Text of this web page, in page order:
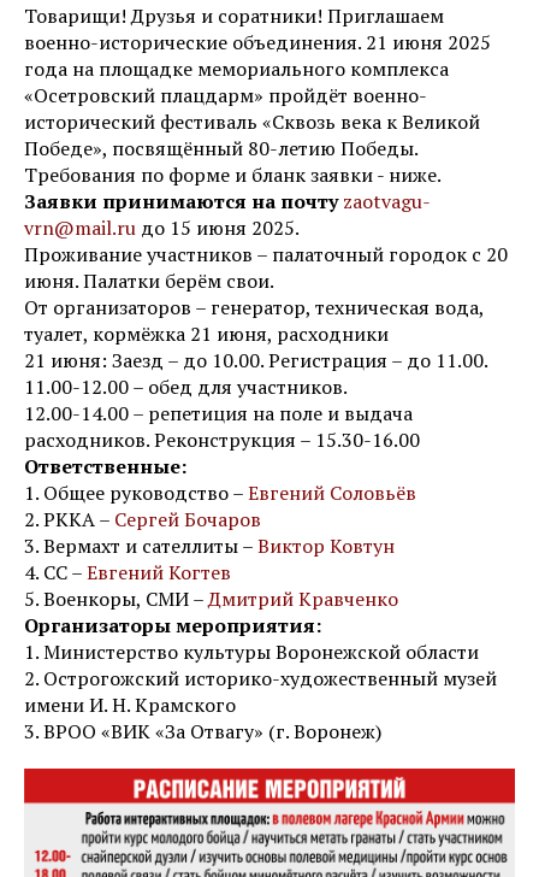
Товарищи! Друзья и соратники! Приглашаем
военно-исторические объединения. 21 июня 2025
года на площадке мемориального комплекса
«Осетровский плацдарм» пройдёт военно-
исторический фестиваль «Сквозь века к Великой
Победе», посвящённый 80-летию Победы.
Требования по форме и бланк заявки - ниже.
Заявки принимаются на почту zaotvagu-
vrn@mail.ru до 15 июня 2025.
Проживание участников – палаточный городок с 20
июня. Палатки берём свои.
От организаторов – генератор, техническая вода,
туалет, кормёжка 21 июня, расходники
21 июня: Заезд – до 10.00. Регистрация – до 11.00.
11.00-12.00 – обед для участников.
12.00-14.00 – репетиция на поле и выдача
расходников. Реконструкция – 15.30-16.00
Ответственные:
1. Общее руководство –Евгений Соловьёв
2. РККА – Сергей Бочаров
3. Вермахт и сателлиты –Виктор Ковтун
4. СС –Евгений Когтев
5. Военкоры, СМИ –Дмитрий Кравченко
Организаторы мероприятия:
1. Министерство культуры Воронежской области
2. Острогожский историко-художественный музей
имени И. Н. Крамского
3. ВРОО «ВИК «За Отвагу» (г. Воронеж)